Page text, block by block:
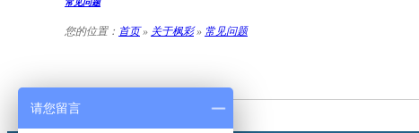
常见问题
您的位置： 首页» 关于枫彩» 常见问题
请您留言